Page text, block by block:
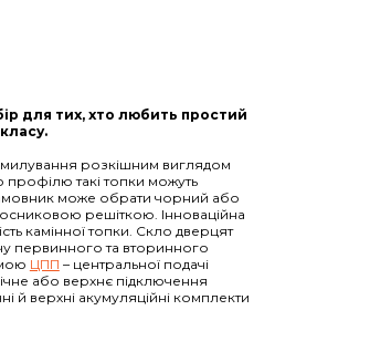
для тих, хто любить простий
розкішним виглядом
такі топки можуть
може обрати чорний або
решіткою. Інноваційна
камінної топки. Скло дверцят
первинного та вторинного
ЦПП – центральної подачі
або верхнє підключення
й верхні акумуляційні комплекти